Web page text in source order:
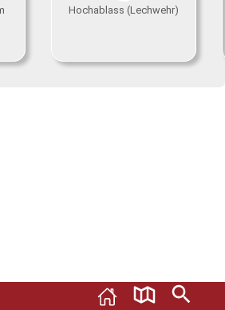
Hochablass (Lechwehr)